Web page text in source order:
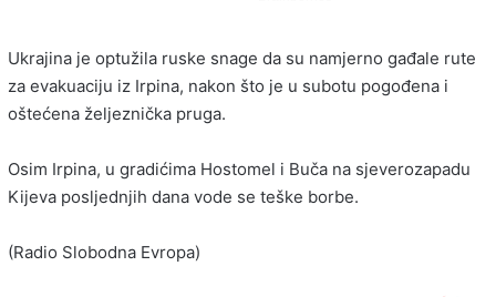
Ukrajina je optužila ruske snage da su namjerno gađale rute
za evakuaciju iz Irpina, nakon što je u subotu pogođena i
oštećena željeznička pruga.
Osim Irpina, u gradićima Hostomel i Buča na sjeverozapadu
Kijeva posljednjih dana vode se teške borbe.
(Radio Slobodna Evropa)